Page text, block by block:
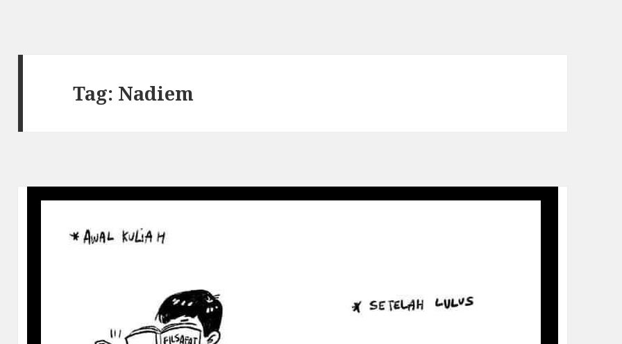
Tag: Nadiem